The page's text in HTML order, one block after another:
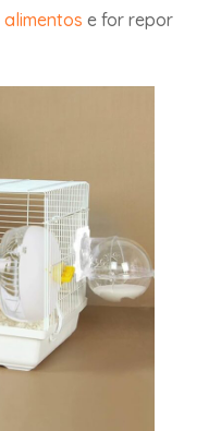
alimentos e for repor